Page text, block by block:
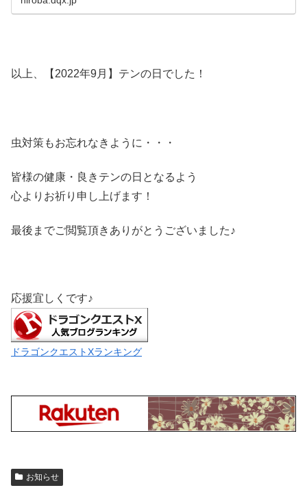
以上、【2022年9月】テンの日でした！
虫対策もお忘れなきように・・・
皆様の健康・良きテンの日となるよう
心よりお祈り申し上げます！
最後までご閲覧頂きありがとうございました♪
応援宜しくです♪
ドラゴンクエストXランキング
お知らせ